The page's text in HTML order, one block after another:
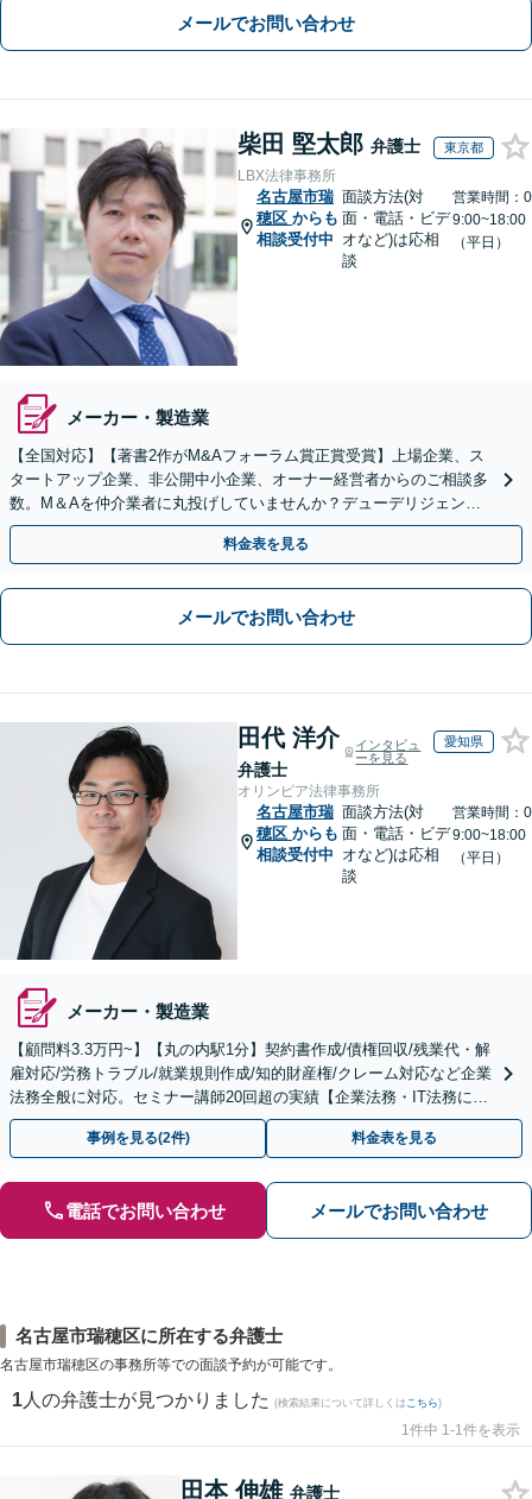
メールでお問い合わせ
柴田 堅太郎 弁護士 東京都
LBX法律事務所
名古屋市瑞
穂区 からも
相談受付中
面談方法(対
面・電話・ビデ
オなど)は応相
談
営業時間：0
9:00~18:00
（平日）
メーカー・製造業
【全国対応】【著書2作がM&Aフォーラム賞正賞受賞】上場企業、ス
タートアップ企業、非公開中小企業、オーナー経営者からのご相談多
数。M＆Aを仲介業者に丸投げしていませんか？デューデリジェンス
や契約書作成・交渉はお任せください【初回無料】
料金表を見る
メールでお問い合わせ
田代 洋介
弁護士
インタビュ
ーを見る
愛知県
オリンピア法律事務所
名古屋市瑞
穂区 からも
相談受付中
面談方法(対
面・電話・ビデ
オなど)は応相
談
営業時間：0
9:00~18:00
（平日）
メーカー・製造業
【顧問料3.3万円~】【丸の内駅1分】契約書作成/債権回収/残業代・解
雇対応/労務トラブル/就業規則作成/知的財産権/クレーム対応など企業
法務全般に対応。セミナー講師20回超の実績【企業法務・IT法務に精
通】
事例を見る(2件) 料金表を見る
電話でお問い合わせ メールでお問い合わせ
名古屋市瑞穂区に所在する弁護士
名古屋市瑞穂区の事務所等での面談予約が可能です。
1 人の弁護士が見つかりました (検索結果について詳しくは こちら)
1件中 1-1件を表示
田本 伸雄 弁護士